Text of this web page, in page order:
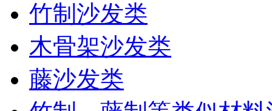
竹制沙发类
木骨架沙发类
藤沙发类